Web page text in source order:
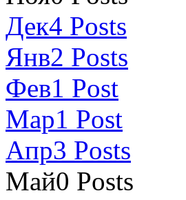
Дек4 Posts
Янв2 Posts
Фев1 Post
Мар1 Post
Апр3 Posts
Май0 Posts